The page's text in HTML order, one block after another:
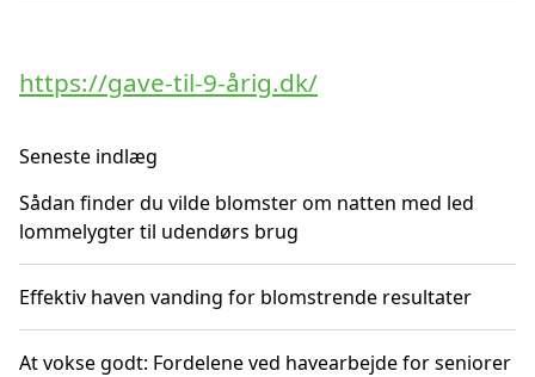
https://gave-til-9-årig.dk/
Seneste indlæg
Sådan finder du vilde blomster om natten med led
lommelygter til udendørs brug
Effektiv haven vanding for blomstrende resultater
At vokse godt: Fordelene ved havearbejde for seniorer